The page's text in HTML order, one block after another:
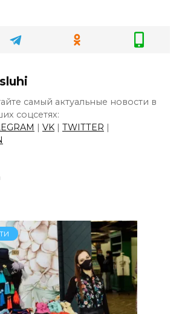
самый актуальные новости в
соцсетях:
| VK | TWITTER |